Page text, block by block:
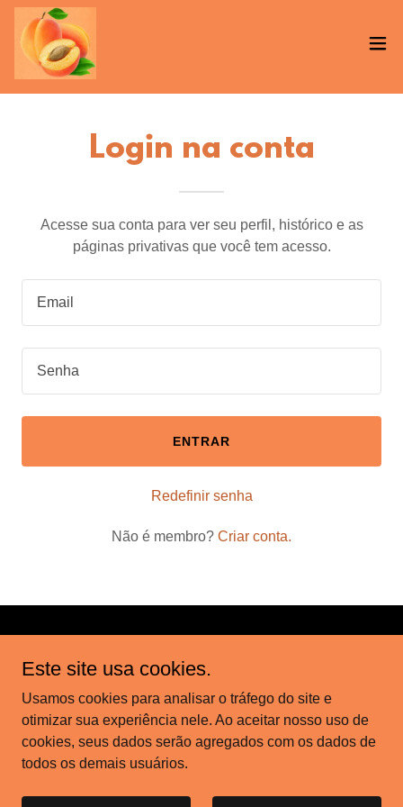
Login na conta
Acesse sua conta para ver seu perfil, histórico e as
páginas privativas que você tem acesso.
ENTRAR
Redefinir senha
Não é membro? Criar conta.
reservados.
EBOOK DE EMAGRECIMENTO
Este site usa cookies.
Usamos cookies para analisar o tráfego do site e
otimizar sua experiência nele. Ao aceitar nosso uso de
cookies, seus dados serão agregados com os dados de
todos os demais usuários.